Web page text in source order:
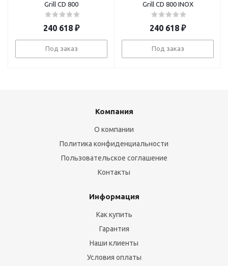
Grill CD 800
240 618 ₽
Под заказ
Grill CD 800 INOX
240 618 ₽
Под заказ
Компания
О компании
Политика конфиденциальности
Пользовательское соглашение
Контакты
Информация
Как купить
Гарантия
Наши клиенты
Условия оплаты